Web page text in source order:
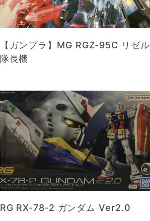
【ガンプラ】MG RGZ-95C リゼル
隊長機
RG RX-78-2 ガンダム Ver2.0